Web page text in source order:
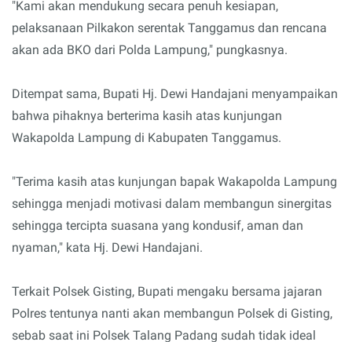
"Kami akan mendukung secara penuh kesiapan,
pelaksanaan Pilkakon serentak Tanggamus dan rencana
akan ada BKO dari Polda Lampung," pungkasnya.
Ditempat sama, Bupati Hj. Dewi Handajani menyampaikan
bahwa pihaknya berterima kasih atas kunjungan
Wakapolda Lampung di Kabupaten Tanggamus.
"Terima kasih atas kunjungan bapak Wakapolda Lampung
sehingga menjadi motivasi dalam membangun sinergitas
sehingga tercipta suasana yang kondusif, aman dan
nyaman," kata Hj. Dewi Handajani.
Terkait Polsek Gisting, Bupati mengaku bersama jajaran
Polres tentunya nanti akan membangun Polsek di Gisting,
sebab saat ini Polsek Talang Padang sudah tidak ideal